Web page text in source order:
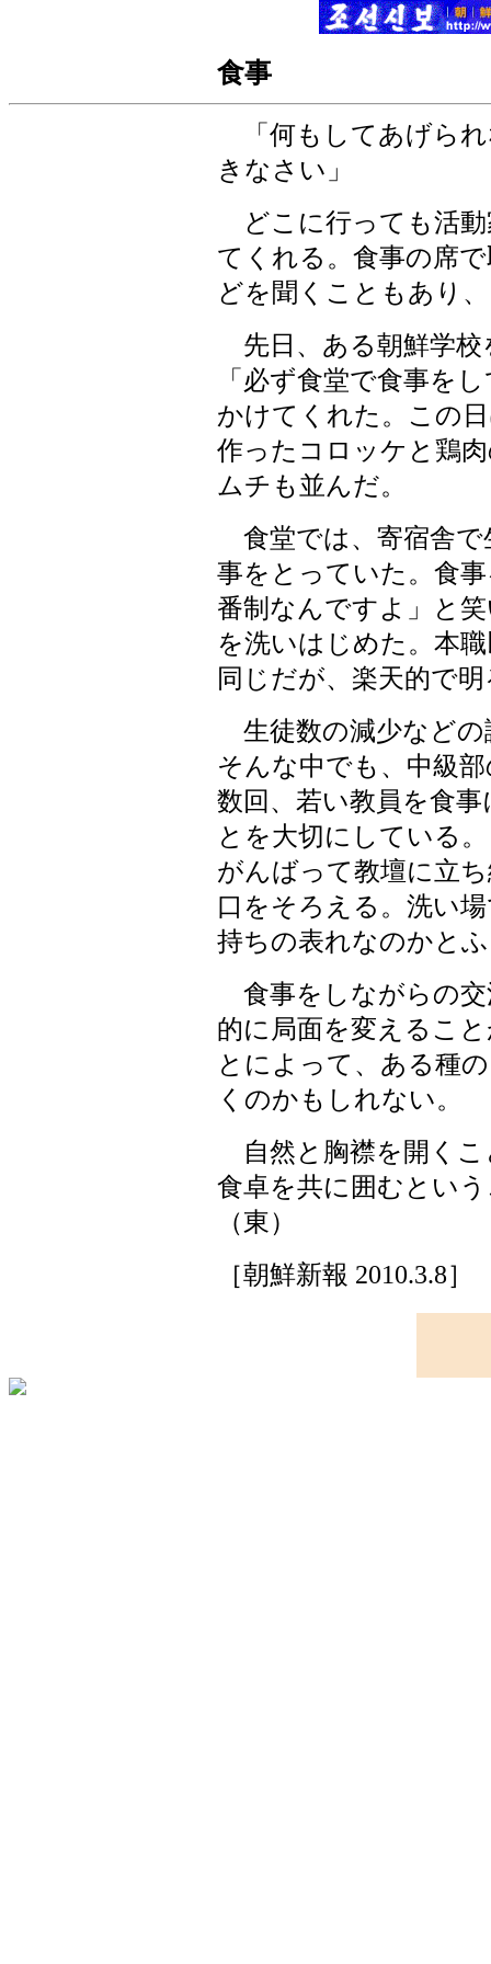
食事
「何もしてあげら
きなさい」
どこに行っても活動
てくれる。食事の席
どを聞くこともあり
先日、ある朝鮮学校
「必ず食堂で食事を
かけてくれた。この
作ったコロッケと鶏
ムチも並んだ。
食堂では、寄宿舎で
事をとっていた。食
番制なんですよ」と
を洗いはじめた。本
同じだが、楽天的で
生徒数の減少などの
そんな中でも、中級
数回、若い教員を食
とを大切にしている
がんばって教壇に立
口をそろえる。洗い
持ちの表れなのかと
食事をしながらの交
的に局面を変えるこ
とによって、ある種
くのかもしれない。
自然と胸襟を開くこ
食卓を共に囲むとい
（東）
［朝鮮新報 2010.3.8］